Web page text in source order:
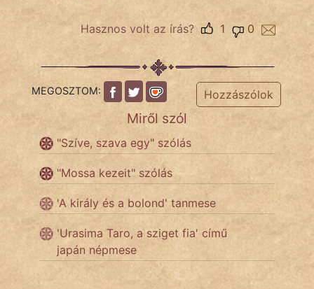
TÖRTÉNELEM
Népszerű szerzőink:
Hunor
Jób Gedeon
Láron Ádám
Hasznos volt az írás? 0
1
MEGOSZTOM: Hozzászólok
Miről szól
"Szíve, szava egy" szólás
"Mossa kezeit" szólás
'A király és a bolond' tanmese
'Urasima Taro, a sziget fia' című
japán népmese